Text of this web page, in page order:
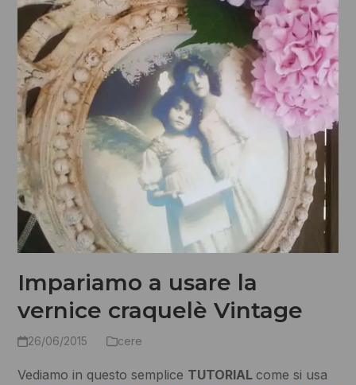
Impariamo a usare la
vernice craquelè Vintage
26/06/2015 cere
Vediamo in questo semplice TUTORIALcome si usa